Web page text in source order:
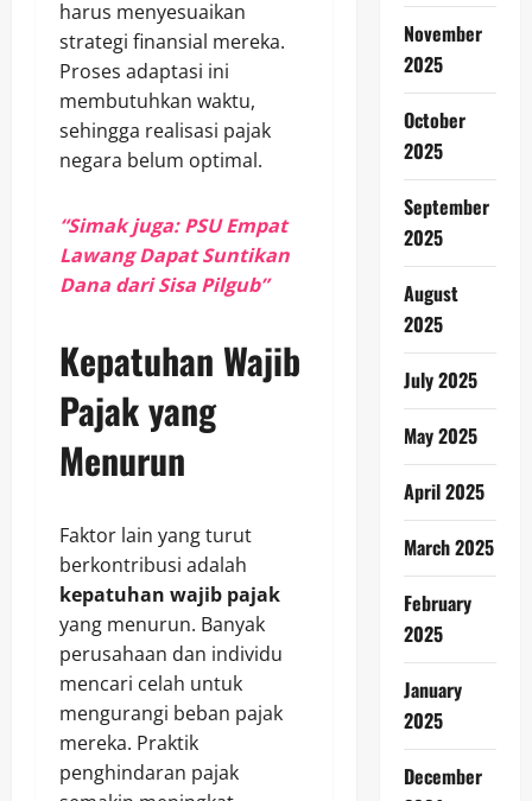
harus menyesuaikan
strategi finansial mereka.
Proses adaptasi ini
membutuhkan waktu,
sehingga realisasi pajak
negara belum optimal.
“Simak juga: PSU Empat
Lawang Dapat Suntikan
Dana dari Sisa Pilgub”
Kepatuhan Wajib
Pajak yang
Menurun
Faktor lain yang turut
berkontribusi adalah
kepatuhan wajib pajak
yang menurun. Banyak
perusahaan dan individu
mencari celah untuk
mengurangi beban pajak
mereka. Praktik
penghindaran pajak
November
2025
October
2025
September
2025
August
2025
July 2025
May 2025
April 2025
March 2025
February
2025
January
2025
December